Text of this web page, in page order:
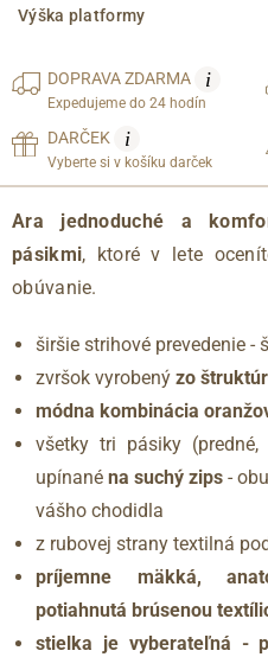
Výška platformy
DOPRAVAZDARMA i
Expedujeme do 24 hodín
DARČEK i
Vyberte si v košíku darček
Ara jednoduché a
pásikmi, ktoré v lete
obúvanie.
širšie strihové prevedenie -
zvršok vyrobený zo
módna kombinácia
všetky tri pásiky
upínané na suchý zips -
vášho chodidla
z rubovej strany textilná
príjemne mäkká,
potiahnutá brúsenou
stielka je vyberateľná -